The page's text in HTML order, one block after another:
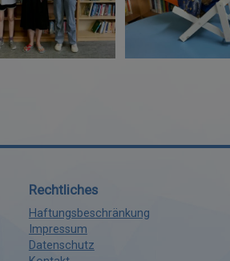
Rechtliches
Haftungsbeschränkung
Impressum
Datenschutz